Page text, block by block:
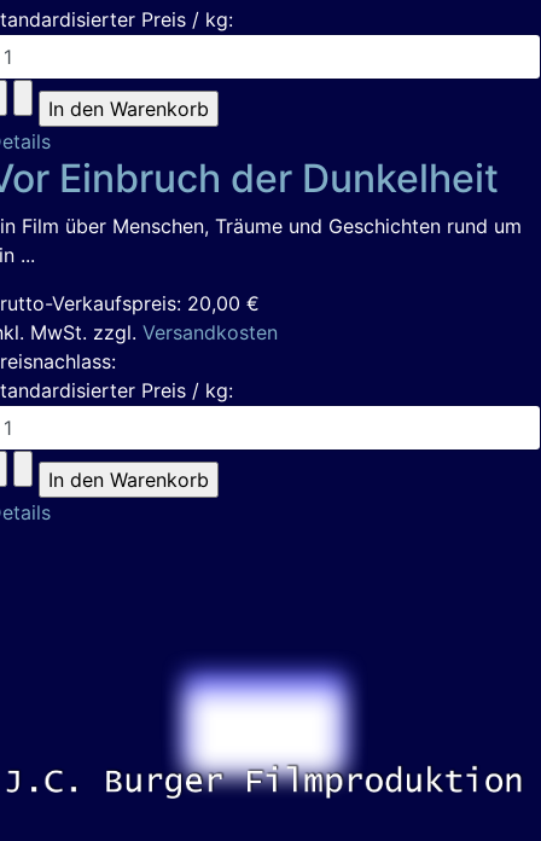
Preis / kg:
Einbruch der Dunkelheit
Film über Menschen, Träume und Geschichten rund um
...
Verkaufspreis: 20,00 €
MwSt. zzgl. Versandkosten
Preis / kg: